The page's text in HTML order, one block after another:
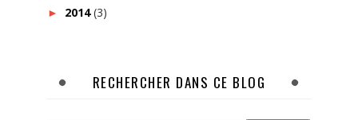
► 2014(3)
RECHERCHER DANS CE BLOG